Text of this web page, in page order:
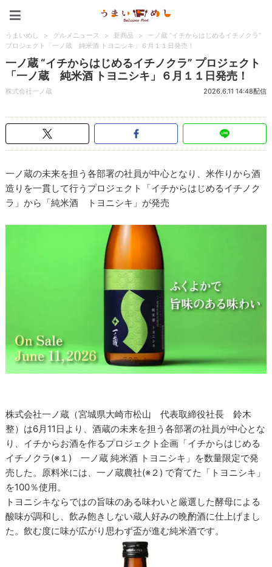
うまいめし > グルメニュース > 新商品 >
一ノ蔵 “イチからはじめるイチノクラ”
プロジェクト「一ノ蔵 純米酒 トヨニシキ」６月１１日発売！
一ノ蔵 “イチからはじめるイチノクラ” プロジェクト
「一ノ蔵 純米酒 トヨニシキ」６月１１日発売！
株式会社一ノ蔵 2026.6.11 14:48配信
一ノ蔵の未来を担う各部署の社員が中心となり、米作りから酒
造りを一貫して行うプロジェクト「イチからはじめるイチノク
ラ」から「純米酒 トヨニシキ」が発売
株式会社一ノ蔵（宮城県大崎市松山 代表取締役社長 鈴木
整）は6月11日より、酒蔵の未来を担う各部署の社員が中心とな
り、イチからお酒を作るプロジェクト企画「イチからはじめる
イチノクラ(※１) 一ノ蔵 純米酒 トヨニシキ」を数量限定で発
売した。原料米には、一ノ蔵農社(※２) で育てた「トヨニシキ」
を100％使用。
トヨニシキならではの旨味のある味わいと厳選した酵母による
酸味が調和し、飲み飽きしない蔵人好みの晩酌酒に仕上げまし
た。飲む度に味が広がり思わず盃が進む純米酒です。